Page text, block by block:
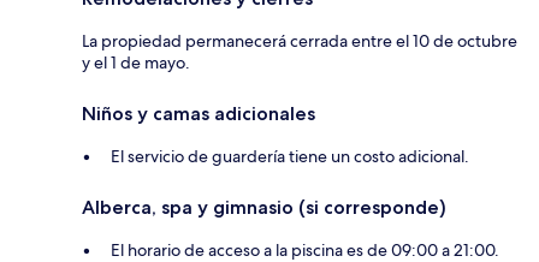
La propiedad permanecerá cerrada entre el 10 de octubre
y el 1 de mayo.
Niños y camas adicionales
El servicio de guardería tiene un costo adicional.
Alberca, spa y gimnasio (si corresponde)
El horario de acceso a la piscina es de 09:00 a 21:00.